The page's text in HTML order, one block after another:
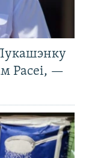
Расеі, —